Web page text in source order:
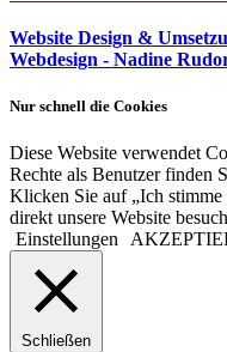
Website Design &
Webdesign - Nadine
Nur schnell die Cookies
Diese Website verwendet
Rechte als Benutzer finden
Klicken Sie auf „Ich
direkt unsere Website
Einstellungen
Schließen